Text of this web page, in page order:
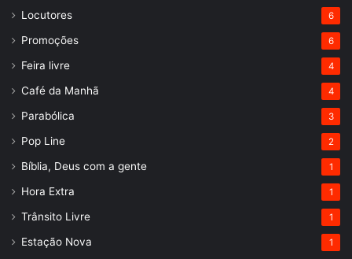
Locutores 6
Promoções 6
Feira livre 4
Café da Manhã 4
Parabólica 3
Pop Line 2
Bíblia, Deus com a gente 1
Hora Extra 1
Trânsito Livre 1
Estação Nova 1